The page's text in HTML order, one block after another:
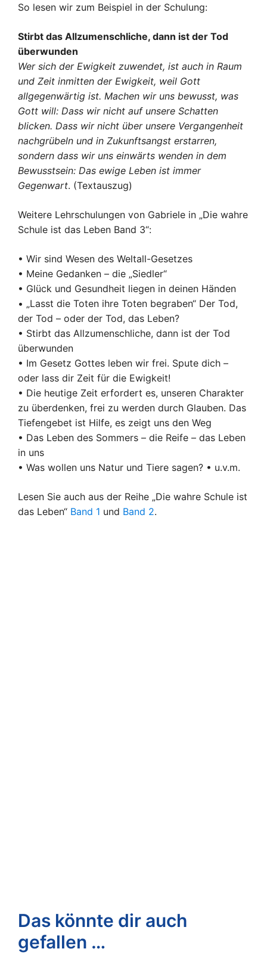
So lesen wir zum Beispiel in der Schulung:
Stirbt das Allzumenschliche, dann ist der Tod
überwunden
Wer sich der Ewigkeit zuwendet, ist auch in Raum
und Zeit inmitten der Ewigkeit, weil Gott
allgegenwärtig ist. Machen wir uns bewusst, was
Gott will: Dass wir nicht auf unsere Schatten
blicken. Dass wir nicht über unsere Vergangenheit
nachgrübeln und in Zukunftsangst erstarren,
sondern dass wir uns einwärts wenden in dem
Bewusstsein: Das ewige Leben ist immer
Gegenwart. (Textauszug)
Weitere Lehrschulungen von Gabriele in „Die wahre
Schule ist das Leben Band 3“:
• Wir sind Wesen des Weltall-Gesetzes
• Meine Gedanken – die „Siedler“
• Glück und Gesundheit liegen in deinen Händen
• „Lasst die Toten ihre Toten begraben“ Der Tod,
der Tod – oder der Tod, das Leben?
• Stirbt das Allzumenschliche, dann ist der Tod
überwunden
• Im Gesetz Gottes leben wir frei. Spute dich –
oder lass dir Zeit für die Ewigkeit!
• Die heutige Zeit erfordert es, unseren Charakter
zu überdenken, frei zu werden durch Glauben. Das
Tiefengebet ist Hilfe, es zeigt uns den Weg
• Das Leben des Sommers – die Reife – das Leben
in uns
• Was wollen uns Natur und Tiere sagen? • u.v.m.
Lesen Sie auch aus der Reihe „Die wahre Schule ist
das Leben“ Band 1 und Band 2.
Das könnte dir auch
gefallen …